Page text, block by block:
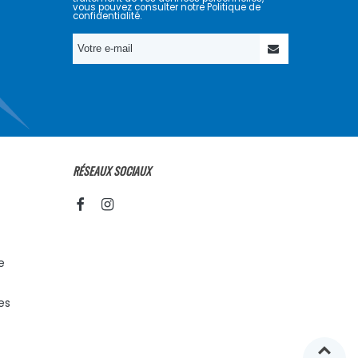
vous pouvez consulter notre Politique de
confidentialité.
RÉSEAUX SOCIAUX